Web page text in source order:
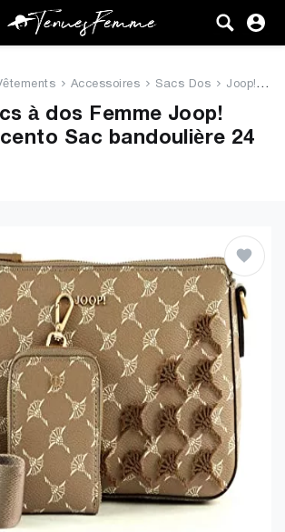
Accessoires Sacs Dos Joop! Cortina Accento Sac band...
à dos Femme Joop!
Sac bandoulière 24